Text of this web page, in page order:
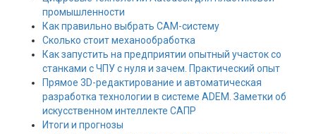
промышленности
Как правильно выбрать CAM-систему
Сколько стоит механообработка
Как запустить на предприятии опытный участок со
станками с ЧПУ с нуля и зачем. Практический опыт
Прямое 3D-редактирование и автоматическая
разработка технологии в системе ADEM. Заметки об
искусственном интеллекте САПР
Итоги и прогнозы